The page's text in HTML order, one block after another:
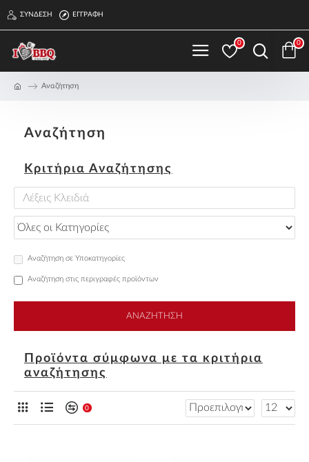
ΣΎΝΔΕΣΗ ΕΓΓΡΑΦΉ
0 0
Αναζήτηση
Αναζήτηση
Κριτήρια Αναζήτησης
Αναζήτηση σε Υποκατηγορίες
Αναζήτηση στις περιγραφές προϊόντων
ΑΝΑΖΉΤΗΣΗ
Προϊόντα σύμφωνα με τα κριτήρια
αναζήτησης
0